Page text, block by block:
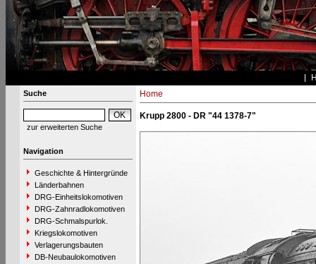
Suche
zur erweiterten Suche
Navigation
Geschichte & Hintergründe
Länderbahnen
DRG-Einheitslokomotiven
DRG-Zahnradlokomotiven
DRG-Schmalspurlok.
Kriegslokomotiven
Verlagerungsbauten
DB-Neubaulokomotiven
Home
Krupp 2800 - DR "44 1378-7"